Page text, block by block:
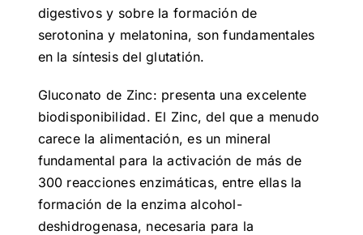
digestivos y sobre la formación de
serotonina y melatonina, son fundamentales
en la síntesis del glutatión.
Gluconato de Zinc: presenta una excelente
biodisponibilidad. El Zinc, del que a menudo
carece la alimentación, es un mineral
fundamental para la activación de más de
300 reacciones enzimáticas, entre ellas la
formación de la enzima alcohol-
deshidrogenasa, necesaria para la